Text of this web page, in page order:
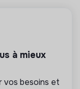
à mieux
vos besoins et